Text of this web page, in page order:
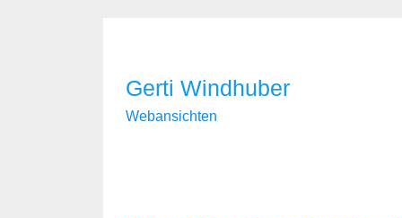
Gerti Windhuber
Webansichten